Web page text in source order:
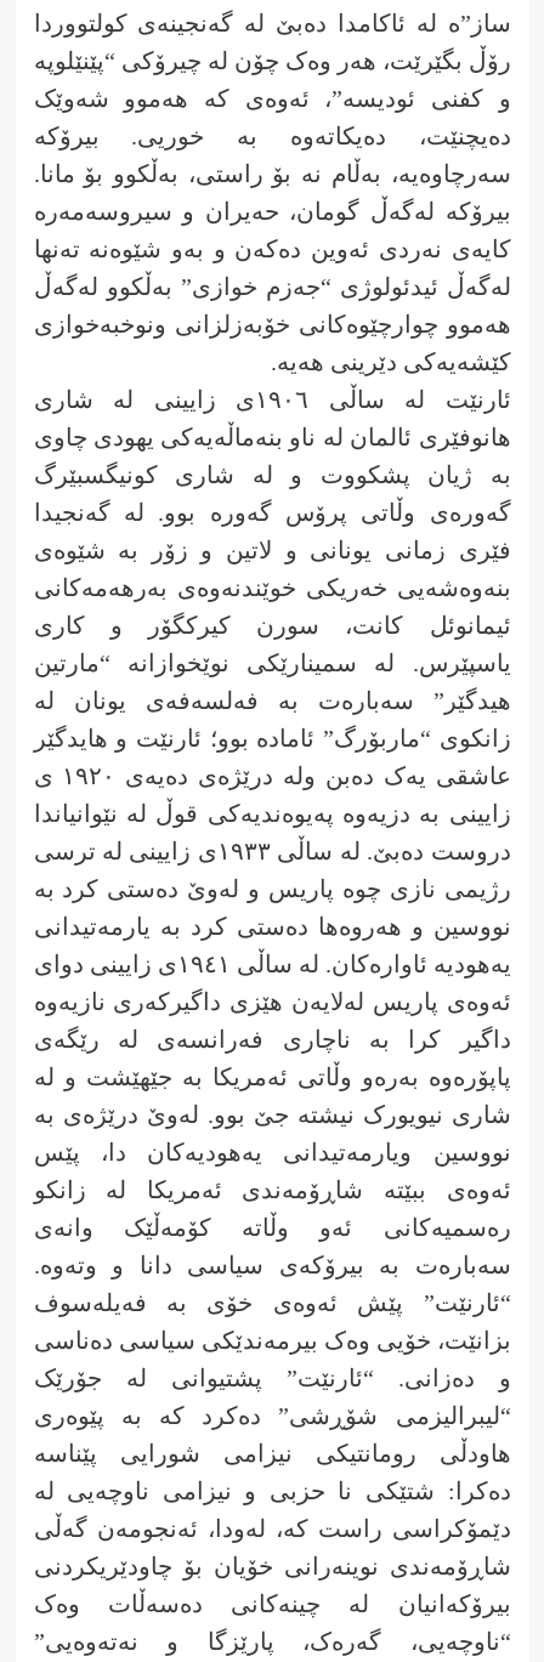
ساز”ە لە ئاکامدا دەبێ لە گەنجینەی کولتووردا
رۆڵ بگێرێت، هەر وەک چۆن لە چیرۆکی “پێنێلوپە
و کفنی ئودیسە”، ئەوەی کە هەموو شەوێک
دەیچنێت، دەیکاتەوە بە خوریی. بیرۆکە
سەرچاوەیە، بەڵام نە بۆ راستی، بەڵکوو بۆ مانا.
بیرۆکە لەگەڵ گومان، حەیران و سیروسەمەرە
کایەی نەردی ئەوین دەکەن و بەو شێوەنە تەنها
لەگەڵ ئیدئولوژی “جەزم خوازی” بەڵکوو لەگەڵ
هەموو چوارچێوەکانی خۆبەزلزانی ونوخبەخوازی
کێشەیەکی دێرینی هەیە.
ئارنێت لە ساڵی ١٩٠٦ی زایینی لە شاری
هانوفێری ئالمان لە ناو بنەماڵەیەکی یهودی چاوی
بە ژیان پشکووت و لە شاری کونیگسبێرگ
گەورەی وڵاتی پرۆس گەورە بوو. لە گەنجیدا
فێری زمانی یونانی و لاتین و زۆر بە شێوەی
بنەوەشەیی خەریکی خوێندنەوەی بەرهەمەکانی
ئیمانوئل کانت، سورن کیرکگۆر و کاری
یاسپێرس. لە سمینارێکی نوێخوازانە “مارتین
هیدگێر” سەبارەت بە فەلسەفەی یونان لە
زانکوی “ماربۆرگ” ئامادە بوو؛ ئارنێت و هایدگێر
عاشقی یەک دەبن ولە درێژەی دەیەی ١٩٢٠ ی
زایینی بە دزیەوە پەیوەندیەکی قوڵ لە نێوانیاندا
دروست دەبێ. لە ساڵی ١٩٣٣ی زایینی لە ترسی
رژیمی نازی چوە پاریس و لەوێ دەستی کرد بە
نووسین و هەروەها دەستی کرد بە یارمەتیدانی
یەهودیە ئاوارەکان. لە ساڵی ١٩٤١ی زایینی دوای
ئەوەی پاریس لەلایەن هێزی داگیرکەری نازیەوە
داگیر کرا بە ناچاری فەرانسەی لە رێگەی
پاپۆرەوە بەرەو وڵاتی ئەمریکا بە جێهێشت و لە
شاری نیویورک نیشتە جێ بوو. لەوێ درێژەی بە
نووسین ویارمەتیدانی یەهودیەکان دا، پێس
ئەوەی ببێتە شاڕۆمەندی ئەمریکا لە زانکو
رەسمیەکانی ئەو وڵاتە کۆمەڵێک وانەی
سەبارەت بە بیرۆکەی سیاسی دانا و وتەوە.
“ئارنێت” پێش ئەوەی خۆی بە فەیلەسوف
بزانێت، خۆیی وەک بیرمەندێکی سیاسی دەناسی
و دەزانی. “ئارنێت” پشتیوانی لە جۆرێک
“لیبرالیزمی شۆڕشی” دەکرد کە بە پێوەری
هاودڵی رومانتیکی نیزامی شورایی پێناسە
دەکرا: شتێکی نا حزبی و نیزامی ناوچەیی لە
دێمۆکراسی راست کە، لەودا، ئەنجومەن گەڵی
شاڕۆمەندی نوینەرانی خۆیان بۆ چاودێریکردنی
بیرۆکەانیان لە چینەکانی دەسەڵات وەک
“ناوچەیی، گەرەک، پارێزگا و نەتەوەیی”